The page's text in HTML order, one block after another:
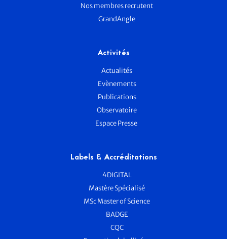
Nos membres recrutent
GrandAngle
Activités
Actualités
Evènements
Publications
Observatoire
Espace Presse
Labels & Accréditations
4DIGITAL
Mastère Spécialisé
MSc Master of Science
BADGE
CQC